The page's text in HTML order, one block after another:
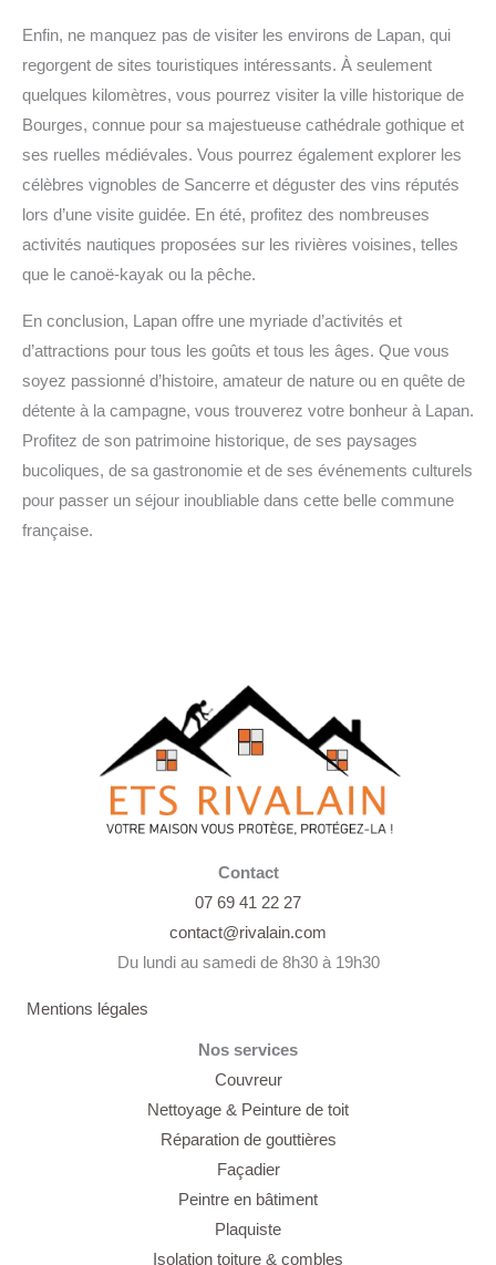
Enfin, ne manquez pas de visiter les environs de Lapan, qui
regorgent de sites touristiques intéressants. À seulement
quelques kilomètres, vous pourrez visiter la ville historique de
Bourges, connue pour sa majestueuse cathédrale gothique et
ses ruelles médiévales. Vous pourrez également explorer les
célèbres vignobles de Sancerre et déguster des vins réputés
lors d’une visite guidée. En été, profitez des nombreuses
activités nautiques proposées sur les rivières voisines, telles
que le canoë-kayak ou la pêche.
En conclusion, Lapan offre une myriade d’activités et
d’attractions pour tous les goûts et tous les âges. Que vous
soyez passionné d’histoire, amateur de nature ou en quête de
détente à la campagne, vous trouverez votre bonheur à Lapan.
Profitez de son patrimoine historique, de ses paysages
bucoliques, de sa gastronomie et de ses événements culturels
pour passer un séjour inoubliable dans cette belle commune
française.
Contact
07 69 41 22 27
contact@rivalain.com
Du lundi au samedi de 8h30 à 19h30
Mentions légales
Nos services
Couvreur
Nettoyage & Peinture de toit
Réparation de gouttières
Façadier
Peintre en bâtiment
Plaquiste
Isolation toiture & combles